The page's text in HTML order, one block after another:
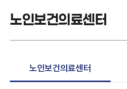
노인보건의료센터
노인보건의료센터